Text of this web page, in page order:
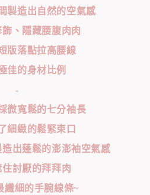
製造出自然的空氣感
、隱藏腰腹肉肉
版落點拉高腰線
佳的身材比例
-
微寬鬆的七分袖長
細緻的鬆緊束口
出蓬鬆的澎澎袖空氣感
討厭的拜拜肉
纖細的手腕線條~